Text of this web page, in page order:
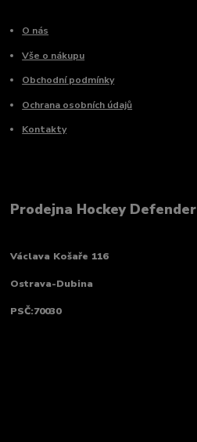
O nás
Vše o nákupu
Obchodní podmínky
Ochrana osobních údajů
Kontakty
Prodejna Hockey Defender
Václava Košaře 116
Ostrava-Dubina
PSČ:70030